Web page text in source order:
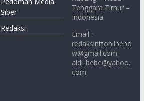
Siber
Redaksi
Tenggara Timur –
Indonesia
Email :
redaksinttonlineno
w@gmail.com
aldi_bebe@yahoo.
com